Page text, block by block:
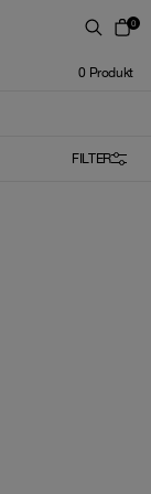
0
0 Produkt
FILTER